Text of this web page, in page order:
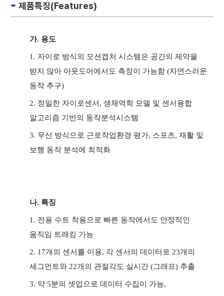
제품특징(Features)
가. 용도
1. 자이로 방식의 모션캡처 시스템은 공간의 제약을
받지 않아 아웃도어에서도 측정이 가능함 (자연스러운
동작 추구)
2. 정밀한 자이로센서, 생체역학 모델 및 센서융합
알고리즘 기반의 동작분석시스템
3. 무선 방식으로 근로작업환경 평가, 스포츠, 재활 및
보행 동작 분석에 최적화
나. 특징
1. 전용 수트 착용으로 빠른 동작에서도 안정적인
움직임 트래킹 가능
2. 17개의 센서를 이용, 각 센서의 데이터로 23개의
세그먼트와 22개의 관절각도 실시간 (그래프) 추출
3. 약 5분의 셋업으로 데이터 수집이 가능,